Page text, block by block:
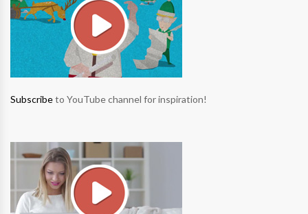
Subscribeto YouTube channel for inspiration!